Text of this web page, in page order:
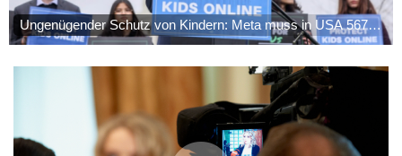
Baden-Baden
14 °C
Trump unternimmt neuen Vorstoß im Streit um US-
Staatsbürgerschaft
Erdogan reist zu Dreier-Gipfel mit Pakistan nach Saudi-Arabien
58 Soldaten im Jemen bei Huthi-Angriffen getötet - Regierung
kündigt Vergeltung an
UEFA hält an FIFA-Boykott fest - CAF hält zu Infantino
Ungenügender Schutz von Kindern: Meta muss in USA 567
Millionen Dollar zahlen